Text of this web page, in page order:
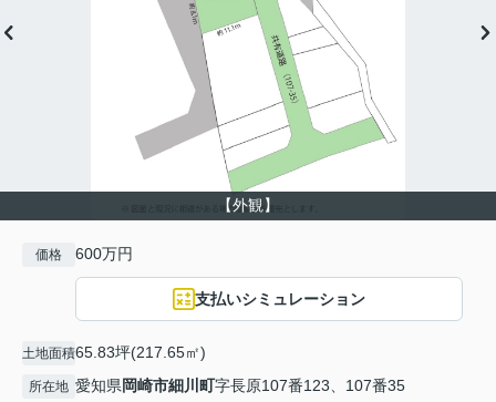
【外観】
価格 600万円
支払いシミュレーション
土地面積65.83坪(217.65㎡)
所在地 愛知県岡崎市細川町字長原107番123、107番35